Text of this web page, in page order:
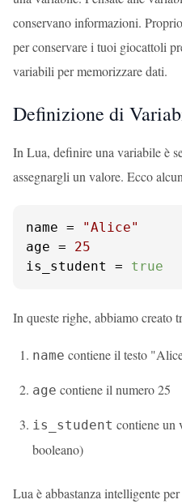
conservano informazioni.
per conservare i tuoi giocattoli
variabili per memorizzare dati.
Definizione di
In Lua, definire una variabile è
assegnargli un valore. Ecco
name =
"Alice"
age = 25
is_student = true
In queste righe, abbiamo creato
name contiene il testo
age contiene il numero 25
is_student contiene un
booleano)
Lua è abbastanza intelligente